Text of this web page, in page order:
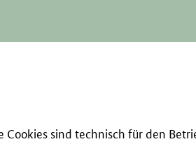
sind technisch für den